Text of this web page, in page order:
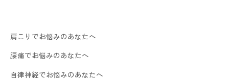
肩こりでお悩みのあなたへ
腰痛でお悩みのあなたへ
自律神経でお悩みのあなたへ